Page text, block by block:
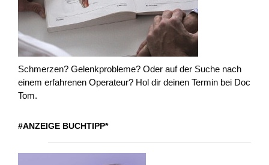
Schmerzen? Gelenkprobleme? Oder auf der Suche nach
einem erfahrenen Operateur? Hol dir deinen Termin bei Doc
Tom.
#ANZEIGE BUCHTIPP*